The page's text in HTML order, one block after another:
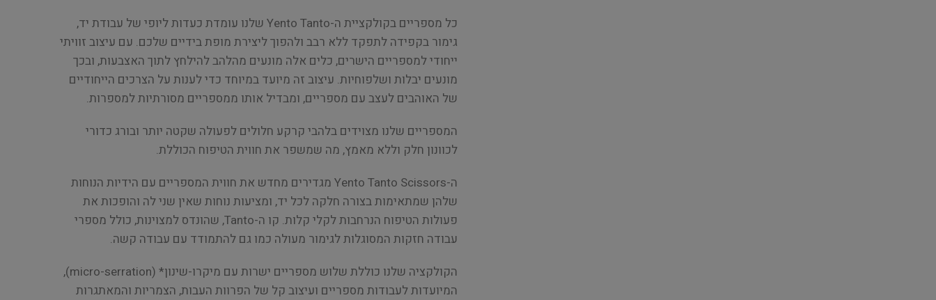
כל מספריים בקולקציית ה-Yento Tanto שלנו עומדת כעדות ליופי של עבודת יד,
גימור בקפידה לתפקד ללא רבב ולהפוך ליצירת מופת בידיים שלכם. עם עיצוב זוויתי
ייחודי למספריים הישרים, כלים אלה מונעים מהלהב להילחץ לתוך האצבעות, ובכך
מונעים יבלות ושלפוחיות. עיצוב זה מיועד במיוחד כדי לענות על הצרכים הייחודיים
של האוהבים לעצב עם מספריים, ומבדיל אותו ממספריים מסורתיות למספרות.
המספריים שלנו מצוידים בלהבי קרקע חלולים לפעולה שקטה יותר ובורג כדורי
לכוונון חלק וללא מאמץ, מה שמשפר את חווית הטיפוח הכוללת.
ה-Yento Tanto Scissors מגדירים מחדש את חווית המספריים עם הידיות הנוחות
שלהן שמתאימות בצורה חלקה לכל יד, ומציעות נוחות שאין שני לה והופכות את
פעולות הטיפוח הנרחבות לקלי קלות. קו ה-Tanto, שהונדס למצוינות, כולל מספרי
עבודה חזקות המסוגלות לגימור מעולה כמו גם להתמודד עם עבודה קשה.
הקולקציה שלנו כוללת שלוש מספריים ישרות עם מיקרו-שינון* (micro-serration),
המיועדות לעבודות מספריים ועיצוב קל של הפרוות העבות, הצמריות והמאתגרות